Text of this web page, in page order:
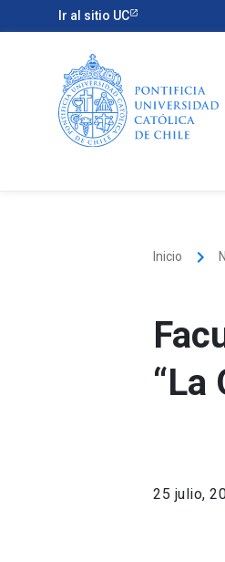
Ir al sitio UC
Inicio keyboard_arrow_right
“La
25 julio,